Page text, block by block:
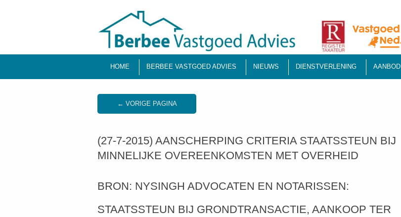
HOME BERBEE VASTGOED ADVIES NIEUWS DIENSTVERLENING AANBOD
← VORIGE PAGINA
(27-7-2015) AANSCHERPING CRITERIA STAATSSTEUN BIJ
MINNELIJKE OVEREENKOMSTEN MET OVERHEID
BRON: NYSINGH ADVOCATEN EN NOTARISSEN:
STAATSSTEUN BIJ GRONDTRANSACTIE, AANKOOP TER